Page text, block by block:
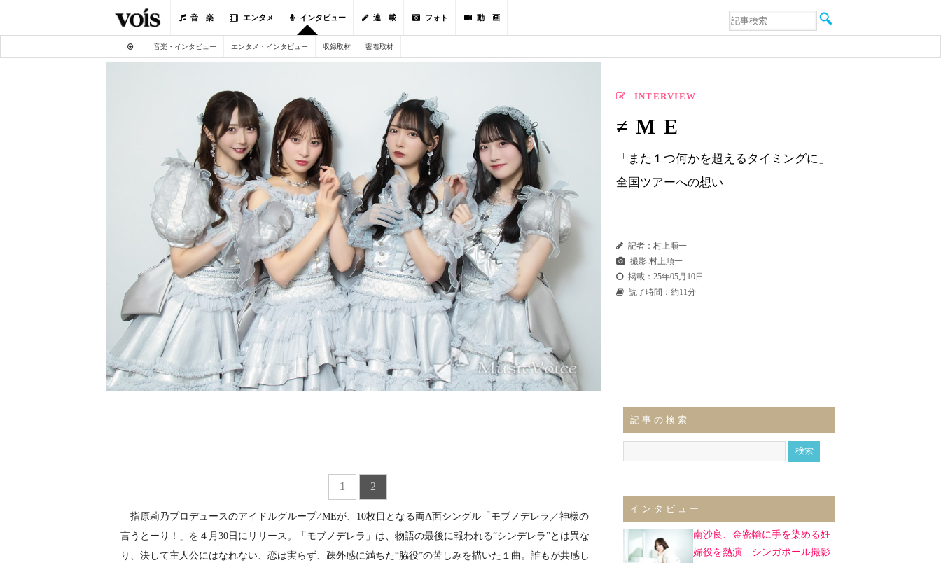
音 楽 エンタメ インタビュー 連 載 フォト 動 画
音楽
エンタメ
音楽・インタビュー エンタメ・インタビュー 収録取材 密着取材
INTERVIEW
≠ME
「また１つ何かを超えるタイミングに」
全国ツアーへの想い
記者：村上順一
撮影:村上順一
掲載：25年05月10日
読了時間：約11分
1 2
指原莉乃プロデュースのアイドルグループ≠MEが、10枚目となる両A面シングル「モブノデレラ／神様の
言うとーり！」を４月30日にリリース。「モブノデレラ」は、物語の最後に報われる“シンデレラ”とは異な
り、決して主人公にはなれない、恋は実らず、疎外感に満ちた“脇役”の苦しみを描いた１曲。誰もが共感し
記事の検索
インタビュー
南沙良、金密輸に手を染める妊
婦役を熱演 シンガポール撮影